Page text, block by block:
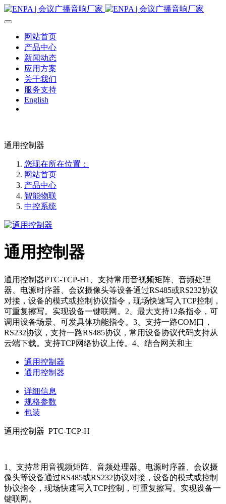
网站首页
产品中心
新闻动态
应用方案
关于我们
服务支持
English
通用控制器
您现在所在位置：
网站首页
产品中心
智能物联
中控系统
通用控制器
通用控制器PTC-TCP-H1、支持常用音视频矩阵、音频处理
器、电源时序器、会议摄像头等设备通过RS485或RS232协议
对接，设备的模式或控制协议指令，现场快速写入TCP控制，
可重复擦写。实现设备一键联网。2、最大支持12条指令，可
调用设备场景、可发具体功能指令。3、支持一路COM口，
RS232协议，支持一路RS485协议，常用设备协议代码支持从
云端下载。支持TCP网络协议上传。4、结合网关和主
通用控制器
通用控制器
详细信息
规格参数
包装
通用控制器 PTC-TCP-H
1、支持常用音视频矩阵、音频处理器、电源时序器、会议摄
像头等设备通过RS485或RS232协议对接，设备的模式或控制
协议指令，现场快速写入TCP控制，可重复擦写。实现设备一
键联网。